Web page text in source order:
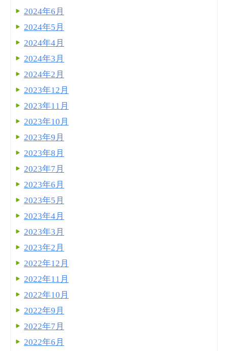
2024年6月
2024年5月
2024年4月
2024年3月
2024年2月
2023年12月
2023年11月
2023年10月
2023年9月
2023年8月
2023年7月
2023年6月
2023年5月
2023年4月
2023年3月
2023年2月
2022年12月
2022年11月
2022年10月
2022年9月
2022年7月
2022年6月